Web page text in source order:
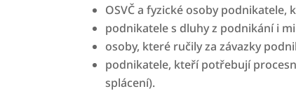
OSVČ a fyzické osoby
podnikatele s dluhy z podnikání i
osoby, které ručily za závazky
podnikatele, kteří potřebují
splácení).